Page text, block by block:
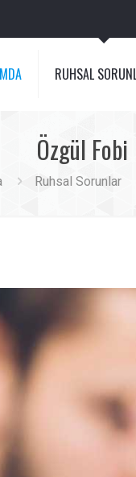
RUHSAL
Özgül Fobi
Ruhsal Sorunlar